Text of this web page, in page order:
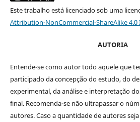
Este trabalho está licenciado sob uma
Attribution-NonCommercial-ShareAlike
AUTORIA
Entende-se como autor todo aquele que
participado da concepção do estudo, do
experimental, da análise e interpretação
final. Recomenda-se não ultrapassar o
autores. Caso a quantidade de autores